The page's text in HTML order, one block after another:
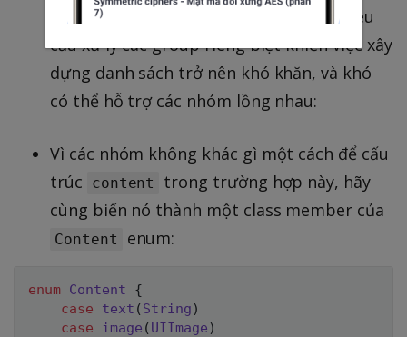
dụng một type riêng biệt chúng ta sẽ yêu
cầu xử lý các group riêng biệt khiến việc xây
dựng danh sách trở nên khó khăn, và khó
có thể hỗ trợ các nhóm lồng nhau:
Vì các nhóm không khác gì một cách để cấu
trúc
content
trong trường hợp này, hãy
cùng biến nó thành một class member của
Content enum:
enum Content
{
case
text ( String )
case
image ( UIImage )